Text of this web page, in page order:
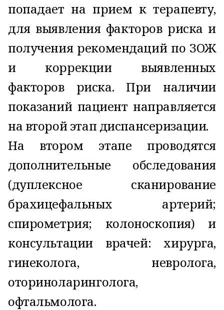
попадает на прием к терапевту,
для выявления факторов риска и
получения рекомендаций по ЗОЖ
и коррекции выявленных
факторов риска. При наличии
показаний пациент направляется
на второй этап диспансеризации.
На втором этапе проводятся
дополнительные обследования
(дуплексное сканирование
брахицефальных артерий;
спирометрия; колоноскопия) и
консультации врачей: хирурга,
гинеколога, невролога,
оториноларинголога,
офтальмолога.